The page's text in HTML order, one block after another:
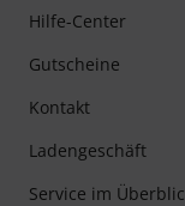
Hilfe-Center
Gutscheine
Kontakt
Ladengeschäft
Service im